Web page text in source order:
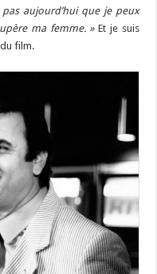
pas aujourd’hui que je peux
ma femme. »Et je suis
film.